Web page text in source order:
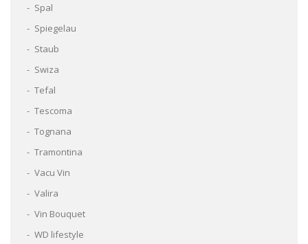
Spal
Spiegelau
Staub
Swiza
Tefal
Tescoma
Tognana
Tramontina
Vacu Vin
Valira
Vin Bouquet
WD lifestyle